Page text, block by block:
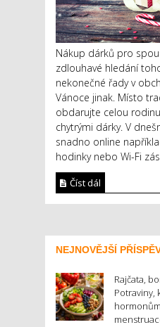
Nákup dárků pro
zdlouhavé hledání
nekonečné řady v
Vánoce jinak. Místo
obdarujte celou
chytrými dárky. V
snadno online
hodinky nebo Wi-Fi
Číst dál
NEJNOVĚJŠÍ
Rajčata,
Potraviny,